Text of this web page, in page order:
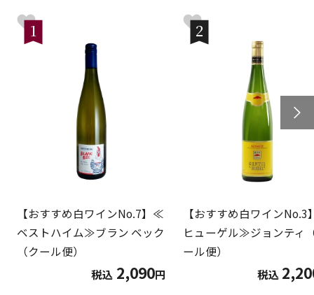
1
【おすすめ白ワインNo.7】≪
ベストハイム≫ブラン ベック
（クール便）
税込 2,090円
2
【おすすめ白ワイン
ヒューゲル≫ジョンティ
ール便）
税込